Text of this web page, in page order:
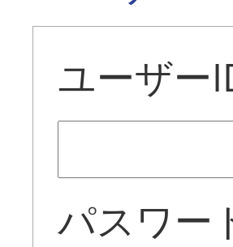
ユーザー
パスワー